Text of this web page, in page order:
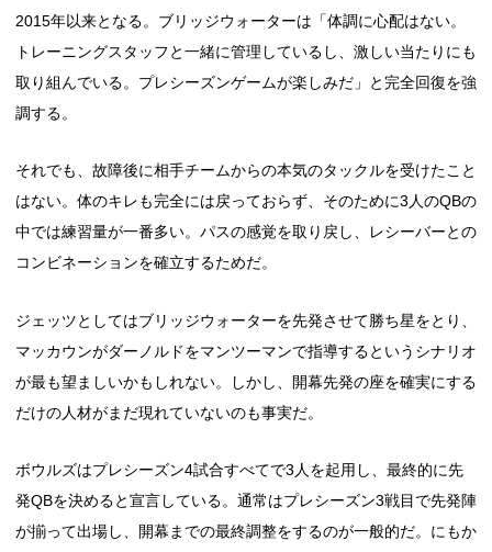
2015年以来となる。ブリッジウォーターは「体調に心配はない。
トレーニングスタッフと一緒に管理しているし、激しい当たりにも
取り組んでいる。プレシーズンゲームが楽しみだ」と完全回復を強
調する。
それでも、故障後に相手チームからの本気のタックルを受けたこと
はない。体のキレも完全には戻っておらず、そのために3人のQBの
中では練習量が一番多い。パスの感覚を取り戻し、レシーバーとの
コンビネーションを確立するためだ。
ジェッツとしてはブリッジウォーターを先発させて勝ち星をとり、
マッカウンがダーノルドをマンツーマンで指導するというシナリオ
が最も望ましいかもしれない。しかし、開幕先発の座を確実にする
だけの人材がまだ現れていないのも事実だ。
ボウルズはプレシーズン4試合すべてで3人を起用し、最終的に先
発QBを決めると宣言している。通常はプレシーズン3戦目で先発陣
が揃って出場し、開幕までの最終調整をするのが一般的だ。にもか